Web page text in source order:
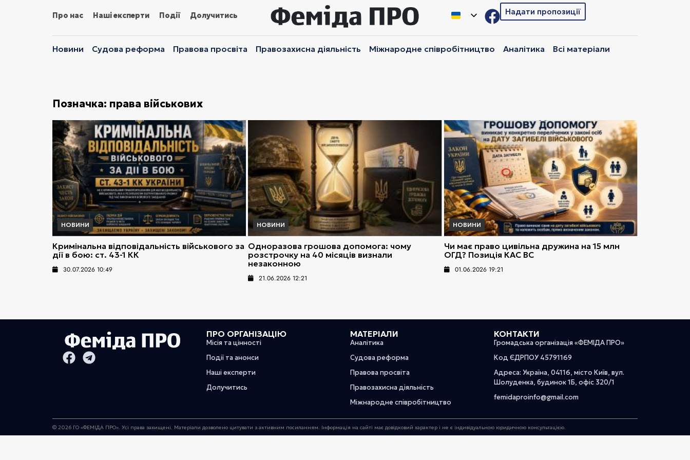
Про нас Наші експерти Події Долучитись Надати пропозиції
Новини Судова реформа Правова просвіта Правозахисна діяльність Міжнародне співробітництво Аналітика Всі матеріали
Позначка: права військових
НОВИНИ
Кримінальна відповідальність військового за
дії в бою: ст. 43-1 КК
30.07.2026 10:49
НОВИНИ
Одноразова грошова допомога: чому
розстрочку на 40 місяців визнали
незаконною
21.06.2026 12:21
НОВИНИ
Чи має право цивільна дружина на 15 млн
ОГД? Позиція КАС ВС
01.06.2026 19:21
ПРО ОРГАНІЗАЦІЮ
Місія та цінності
Події та анонси
Наші експерти
Долучитись
МАТЕРІАЛИ
Аналітика
Судова реформа
Правова просвіта
Правозахисна діяльність
Міжнародне співробітництво
КОНТАКТИ
Громадська організація «ФЕМІДА ПРО»
Код ЄДРПОУ 45791169
Адреса: Україна, 04116, місто Київ, вул.
Шолуденка, будинок 1Б, офіс 320/1
femidaproinfo@gmail.com
© 2026 ГО «ФЕМІДА ПРО». Усі права захищені. Матеріали дозволено цитувати з активним посиланням. Інформація на сайті має довідковий характер і не є індивідуальною юридичною консультацією.